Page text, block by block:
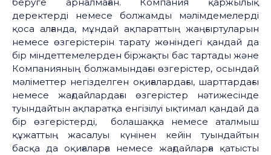
деректерді немесе болжамды мәлімдемелерді
қоса алғанда, мұндай ақпараттың жаңғыртуларын
немесе өзгерістерін тарату жөніндегі қандай да
бір міндеттемелерден біржақты бас тартады және
Компанияның болжамындағы өзгерістер, осындай
мәліметтер негізделген оқиғалардағы, шарттардағы
немесе жағдайлардағы өзгерістер нәтижесінде
туындайтын ақпаратқа енгізілуі ықтимал қандай да
бір өзгерістерді, болашаққа немесе аталмыш
құжаттың жасалуы күнінен кейін туындайтын
басқа да оқиғаларға немесе жағдайларға қатысты